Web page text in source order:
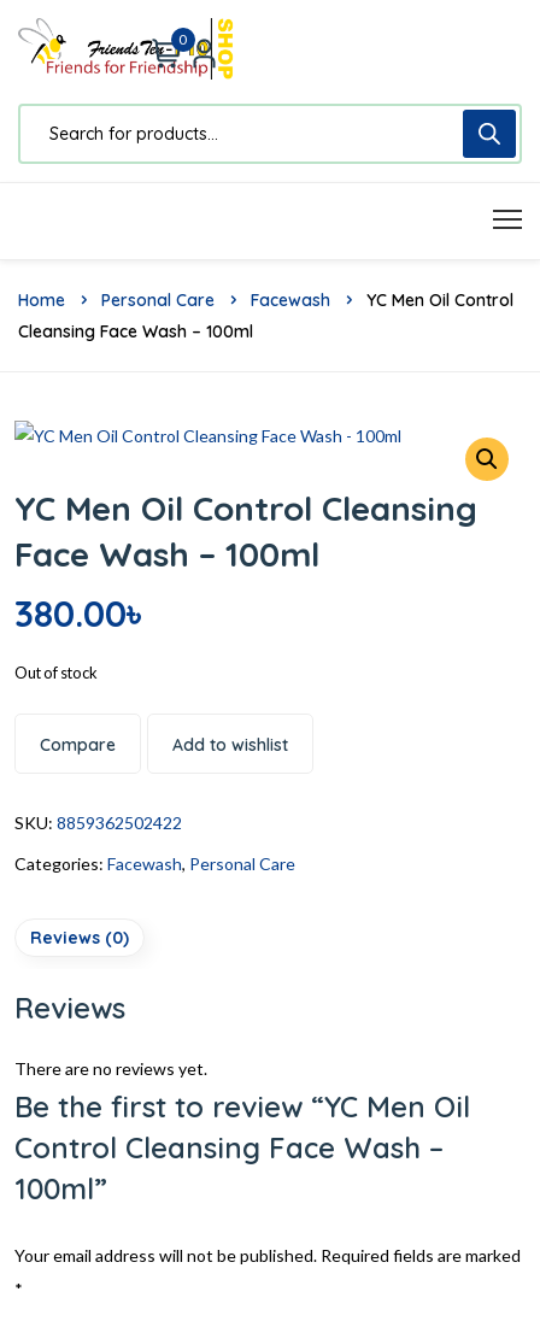
0
Home Personal Care Facewash
YC Men Oil Control
Cleansing Face Wash – 100ml
YC Men Oil Control Cleansing
Face Wash – 100ml
380.00৳
Out of stock
Compare Add to wishlist
SKU: 8859362502422
Categories: Facewash, Personal Care
Reviews (0)
Reviews
There are no reviews yet.
Be the first to review “YC Men Oil
Control Cleansing Face Wash –
100ml”
Your email address will not be published. Required fields are marked
*